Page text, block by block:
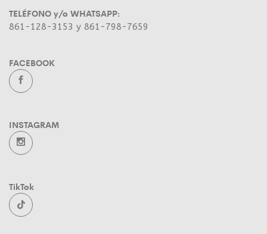
TELÉFONO y/o WHATSAPP:
861-128-3153 y 861-798-7659
FACEBOOK
INSTAGRAM
TikTok